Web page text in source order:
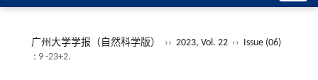
广州大学学报（自然科学版） ›› 2023, Vol. 22 ››
Issue (06)
: 9 -23+2.